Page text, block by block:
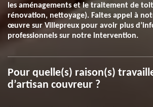
les aménagements et le traitement de
rénovation, nettoyage). Faites appel à
œuvre sur Villepreux pour avoir plus
professionnels sur notre intervention.
Pour quelle(s) raison(s)
d’artisan couvreur ?